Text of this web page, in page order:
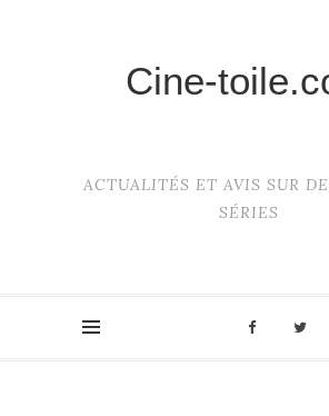
Cine-
ACTUALITÉS ET AVIS SUR
SÉRIES